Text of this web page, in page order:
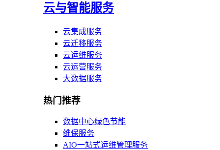
云与智能服务
云集成服务
云迁移服务
云运维服务
云运营服务
大数据服务
热门推荐
数据中心绿色节能
维保服务
AIO一站式运维管理服务